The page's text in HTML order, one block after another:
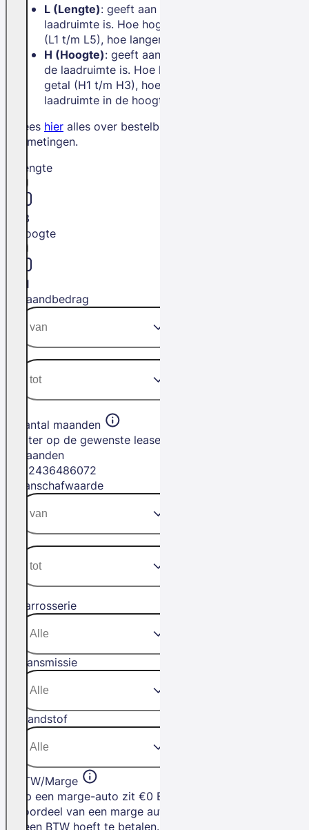
L (Lengte): geeft aan hoe lang de
laadruimte is. Hoe hoger het getal
(L1 t/m L5), hoe langer de bus.
H (Hoogte): geeft aan hoe hoog
de laadruimte is. Hoe hoger het
getal (H1 t/m H3), hoe meer
laadruimte in de hoogte.
Lees hier alles over bestelbus
afmetingen.
Lengte
L3
Hoogte
H1
Maandbedrag
Aantal maanden
Filter op de gewenste leasetermijn in
maanden
2436486072
Aanschafwaarde
Carrosserie
Transmissie
Brandstof
BTW/Marge
Op een marge-auto zit €0 BTW. Het
voordeel van een marge auto is dat je
geen BTW hoeft te betalen.